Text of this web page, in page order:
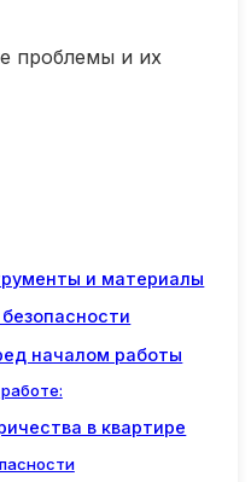
проблемы и их
и материалы
началом работы
в квартире